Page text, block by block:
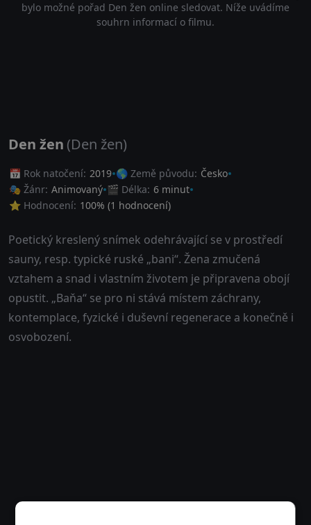
bylo možné pořad Den žen online sledovat. Níže uvádíme
souhrn informací o filmu.
Den žen (Den žen)
📅 Rok natočení: 2019 🌎 Země původu: Česko
🎭 Žánr: Animovaný 🎬 Délka: 6 minut
⭐ Hodnocení: 100% (1 hodnocení)
Poetický kreslený snímek odehrávající se v prostředí
sauny, resp. typické ruské „bani“. Žena zmučená
vztahem a snad i vlastním životem je připravena obojí
opustit. „Baňa“ se pro ni stává místem záchrany,
kontemplace, fyzické i duševní regenerace a konečně i
osvobození.